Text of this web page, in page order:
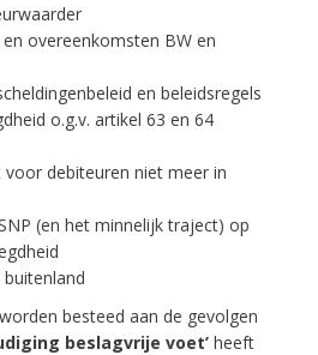
overeenkomsten BW en
en beleidsregels
o.g.v. artikel 63 en 64
voor debiteuren niet meer in
(en het minnelijk traject) op
besteed aan de gevolgen
beslagvrije voet’ heeft